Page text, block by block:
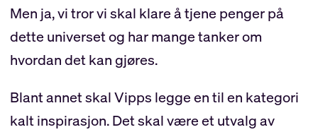
Men ja, vi tror vi skal klare å tjene penger på
dette universet og har mange tanker om
hvordan det kan gjøres.
Blant annet skal Vipps legge en til en kategori
kalt inspirasjon. Det skal være et utvalg av